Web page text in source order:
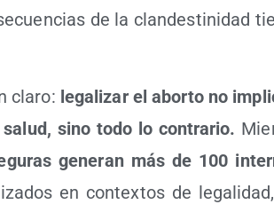
de la clan­des­ti­ni­dad
cla­ro: lega­li­zar el abor­to no
sino todo lo con­tra­rio.
gene­ran más de 100
en con­tex­tos de